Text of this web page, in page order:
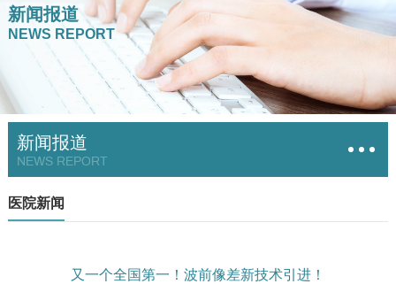
新闻报道
NEWS REPORT
新闻报道
NEWS REPORT
医院新闻
又一个全国第一！波前像差新技术引进！